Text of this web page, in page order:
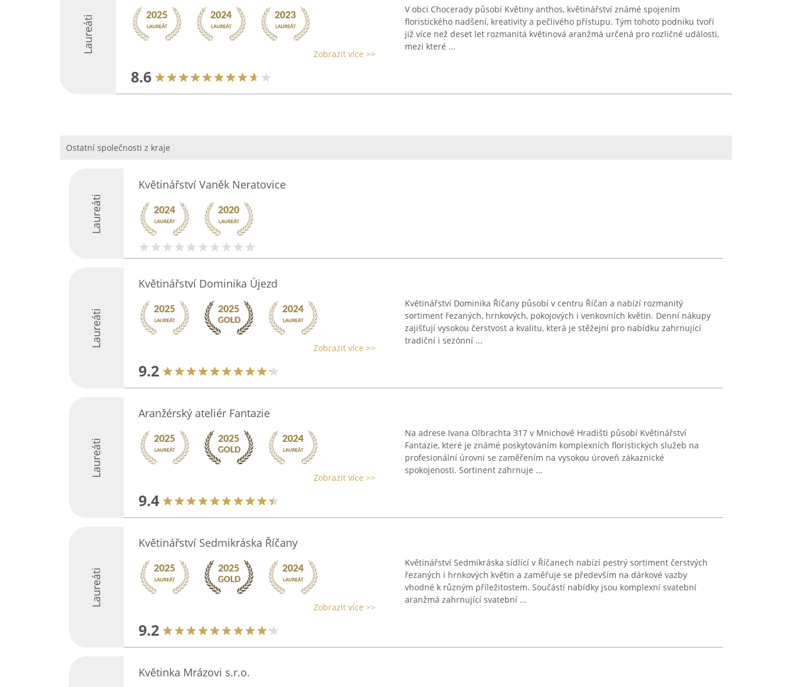
Laureáti Zobrazit více >>
8.6
V obci Chocerady působí Květiny anthos, květinářství známé spojením
floristického nadšení, kreativity a pečlivého přístupu. Tým tohoto podniku tvoří
již více než deset let rozmanitá květinová aranžmá určená pro rozličné události,
mezi které ...
Ostatní společnosti z kraje
Laureáti
Květinářství Vaněk Neratovice
Laureáti
Květinářství Dominika Újezd
Zobrazit více >>
9.2
Květinářství Dominika Říčany působí v centru Říčan a nabízí rozmanitý
sortiment řezaných, hrnkových, pokojových i venkovních květin. Denní nákupy
zajišťují vysokou čerstvost a kvalitu, která je stěžejní pro nabídku zahrnující
tradiční i sezónní ...
Laureáti
Aranžérský ateliér Fantazie
Zobrazit více >>
9.4
Na adrese Ivana Olbrachta 317 v Mnichově Hradišti působí Květinářství
Fantazie, které je známé poskytováním komplexních floristických služeb na
profesionální úrovni se zaměřením na vysokou úroveň zákaznické
spokojenosti. Sortinent zahrnuje ...
Laureáti
Květinářství Sedmikráska Říčany
Zobrazit více >>
9.2
Květinářství Sedmikráska sídlící v Říčanech nabízí pestrý sortiment čerstvých
řezaných i hrnkových květin a zaměřuje se především na dárkové vazby
vhodné k různým příležitostem. Součástí nabídky jsou komplexní svatební
aranžmá zahrnující svatební ...
Květinka Mrázovi s.r.o.